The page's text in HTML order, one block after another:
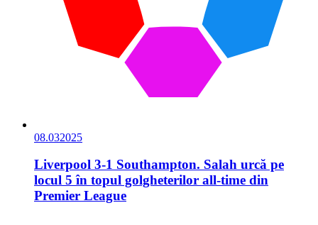
08.032025
Liverpool 3-1 Southampton. Salah urcă pe
locul 5 în topul golgheterilor all-time din
Premier League